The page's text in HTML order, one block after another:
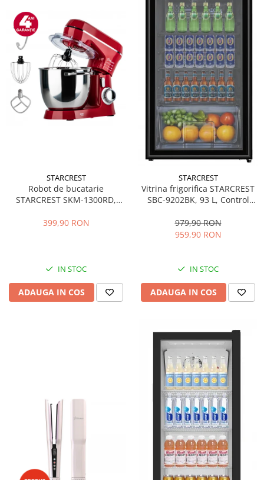
STARCREST
Robot de bucatarie
STARCREST SKM-1300RD,
Accesorii, 10 Viteze + Pulse,
399,90 RON
IN STOC
ADAUGA IN COS
STARCREST
Vitrina frigorifica STARCREST
SBC-9202BK, 93 L, Control
83.2 cm, Negru
979,90 RON
959,90 RON
IN STOC
ADAUGA IN COS